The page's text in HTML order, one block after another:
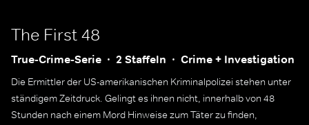
The First 48
True-Crime-Serie 2 Staffeln Crime + Investigation
Die Ermittler der US-amerikanischen Kriminalpolizei stehen unter
ständigem Zeitdruck. Gelingt es ihnen nicht, innerhalb von 48
Stunden nach einem Mord Hinweise zum Täter zu finden,